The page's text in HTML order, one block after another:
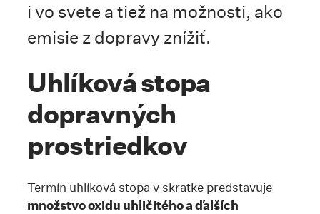
i vo svete a tiež na možnosti, ako
emisie z dopravy znížiť.
Uhlíková stopa
dopravných
prostriedkov
Termín uhlíková stopa v skratke predstavuje
množstvo oxidu uhličitého a ďalších